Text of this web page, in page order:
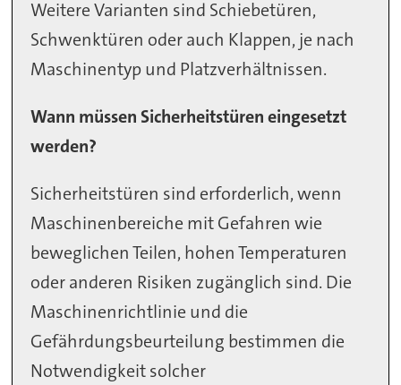
Weitere Varianten sind Schiebetüren,
Schwenktüren oder auch Klappen, je nach
Maschinentyp und Platzverhältnissen.
Wann müssen Sicherheitstüren eingesetzt
werden?
Sicherheitstüren sind erforderlich, wenn
Maschinenbereiche mit Gefahren wie
beweglichen Teilen, hohen Temperaturen
oder anderen Risiken zugänglich sind. Die
Maschinenrichtlinie und die
Gefährdungsbeurteilung bestimmen die
Notwendigkeit solcher